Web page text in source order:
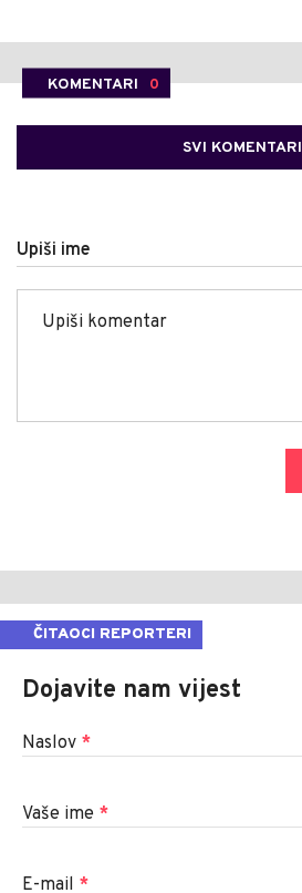
KOMENTARI 0
SVI KOMENTARI
Upiši ime
ČITAOCI REPORTERI
Dojavite nam vijest
Naslov *
Vaše ime *
E-mail *